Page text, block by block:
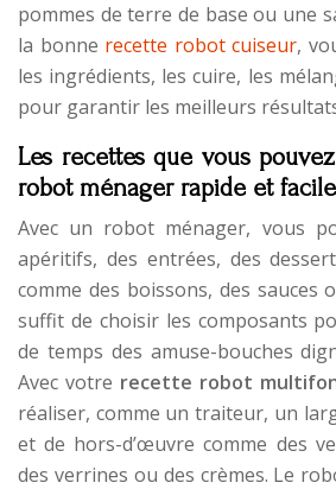
pommes de terre de base ou une
la bonne recette robot cuiseur,
les ingrédients, les cuire, les
pour garantir les meilleurs
Les recettes que vous
robot ménager rapide et
Avec un robot ménager, vous
apéritifs, des entrées, des
comme des boissons, des sauces
suffit de choisir les composants
de temps des amuse-bouches
Avec votre recette robot
réaliser, comme un traiteur, un
et de hors-d’œuvre comme des
des verrines ou des crèmes. Le